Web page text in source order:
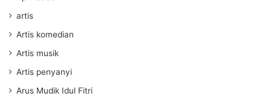
artis
Artis komedian
Artis musik
Artis penyanyi
Arus Mudik Idul Fitri